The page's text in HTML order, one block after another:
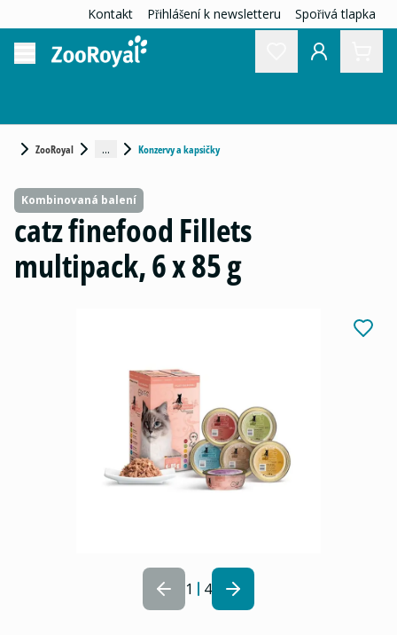
Kontakt Přihlášení k newsletteru Spořivá tlapka
ZooRoyal ... Konzervy a kapsičky
1 4
Kombinovaná balení
catz finefood Fillets
multipack, 6 x 85 g